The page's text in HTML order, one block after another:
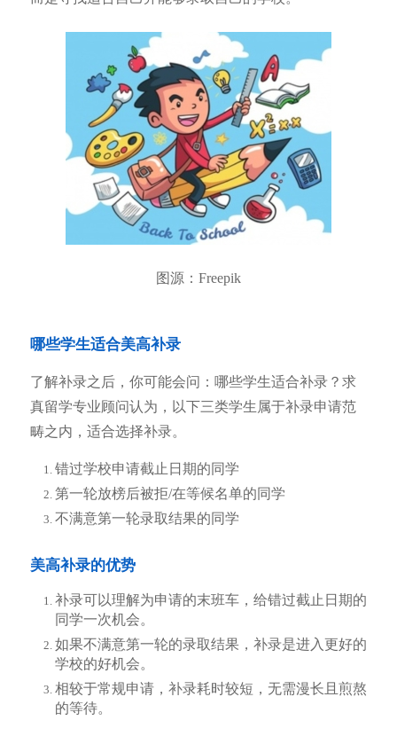
图源：Freepik
哪些学生适合美高补录
了解补录之后，你可能会问：哪些学生适合补录？求
真留学专业顾问认为，以下三类学生属于补录申请范
畴之内，适合选择补录。
错过学校申请截止日期的同学
第一轮放榜后被拒/在等候名单的同学
不满意第一轮录取结果的同学
美高补录的优势
补录可以理解为申请的末班车，给错过截止日期的
同学一次机会。
如果不满意第一轮的录取结果，补录是进入更好的
学校的好机会。
相较于常规申请，补录耗时较短，无需漫长且煎熬
的等待。